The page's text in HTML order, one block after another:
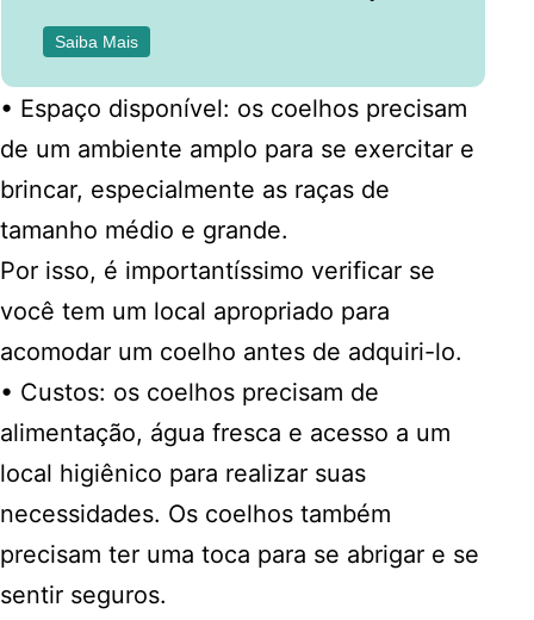
Saiba Mais
• Espaço disponível: os coelhos precisam
de um ambiente amplo para se exercitar e
brincar, especialmente as raças de
tamanho médio e grande.
Por isso, é importantíssimo verificar se
você tem um local apropriado para
acomodar um coelho antes de adquiri-lo.
• Custos: os coelhos precisam de
alimentação, água fresca e acesso a um
local higiênico para realizar suas
necessidades. Os coelhos também
precisam ter uma toca para se abrigar e se
sentir seguros.